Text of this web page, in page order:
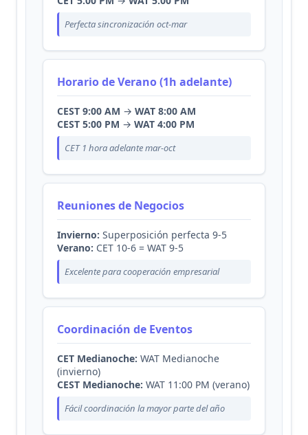
Perfecta sincronización oct-mar
Horario de Verano (1h adelante)
CEST 9:00 AM → WAT 8:00 AM
CEST 5:00 PM → WAT 4:00 PM
CET 1 hora adelante mar-oct
Reuniones de Negocios
Invierno: Superposición perfecta 9-5
Verano: CET 10-6 = WAT 9-5
Excelente para cooperación empresarial
Coordinación de Eventos
CET Medianoche: WAT Medianoche
(invierno)
CEST Medianoche: WAT 11:00 PM (verano)
Fácil coordinación la mayor parte del año